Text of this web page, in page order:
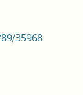
35968